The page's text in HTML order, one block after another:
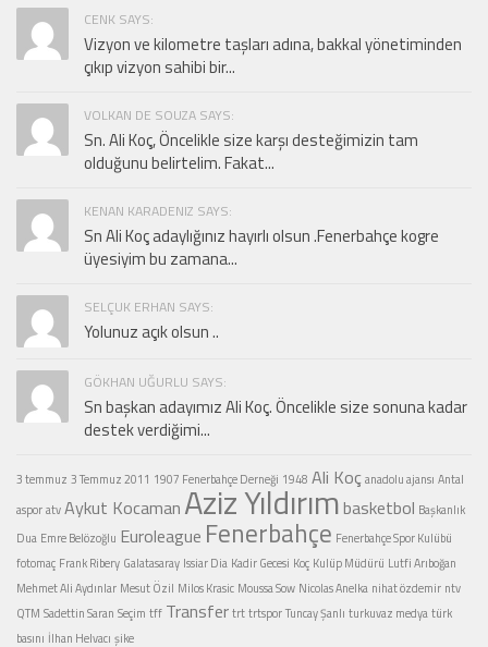
CENK SAYS:
Vizyon ve kilometre taşları adına, bakkal yönetiminden
çıkıp vizyon sahibi bir...
VOLKAN DE SOUZA SAYS:
Sn. Ali Koç, Öncelikle size karşı desteğimizin tam
olduğunu belirtelim. Fakat...
KENAN KARADENIZ SAYS:
Sn Ali Koç adaylığınız hayırlı olsun .Fenerbahçe kogre
üyesiyim bu zamana...
SELÇUK ERHAN SAYS:
Yolunuz açık olsun ..
GÖKHAN UĞURLU SAYS:
Sn başkan adayımız Ali Koç. Öncelikle size sonuna kadar
destek verdiğimi...
3 temmuz 3 Temmuz 2011 1907 Fenerbahçe Derneği 1948 Ali Koçanadolu ajansı Antal
asporatvAykut Kocaman Aziz Yıldırımbasketbol Başkanlık
Dua Emre Belözoğlu Euroleague Fenerbahçe Fenerbahçe Spor Kulübü
fotomaç Frank Ribery Galatasaray Issiar Dia Kadir Gecesi Koç Kulüp Müdürü Lutfi Arıboğan
Mehmet Ali Aydınlar Mesut Özil Milos Krasic Moussa Sow Nicolas Anelka nihat özdemir ntv
QTM Sadettin Saran Seçim tff TransfertrttrtsporTuncay Şanlı turkuvaz medyatürk
basını İlhan Helvacı şike